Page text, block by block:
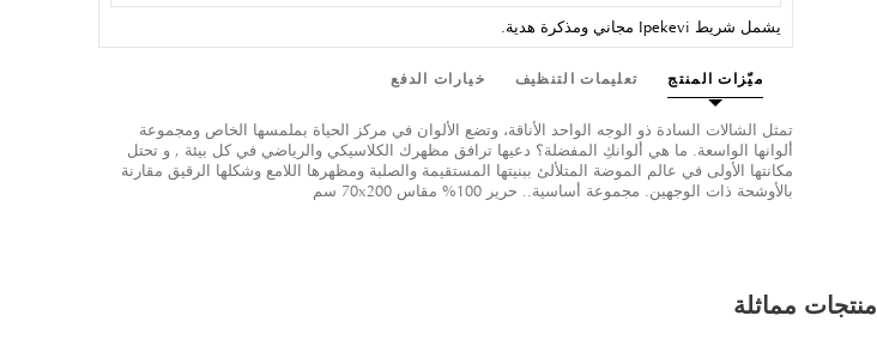
يشمل شريط Ipekevi مجاني ومذكرة هدية.
ميّزات المنتج تعليمات التنظيف خيارات الدفع
تمثل الشالات السادة ذو الوجه الواحد الأناقة، وتضع الألوان في مركز الحياة بملمسها الخاص ومجموعة
ألوانها الواسعة. ما هي ألوانكِ المفضلة؟ دعيها ترافق مظهرك الكلاسيكي والرياضي في كل بيئة , و تحتل
مكانتها الأولى في عالم الموضة المتلألئ ببنيتها المستقيمة والصلبة ومظهرها اللامع وشكلها الرقيق مقارنة
بالأوشحة ذات الوجهين. مجموعة أساسية.. حرير 100% مقاس 70x200 سم
منتجات مماثلة